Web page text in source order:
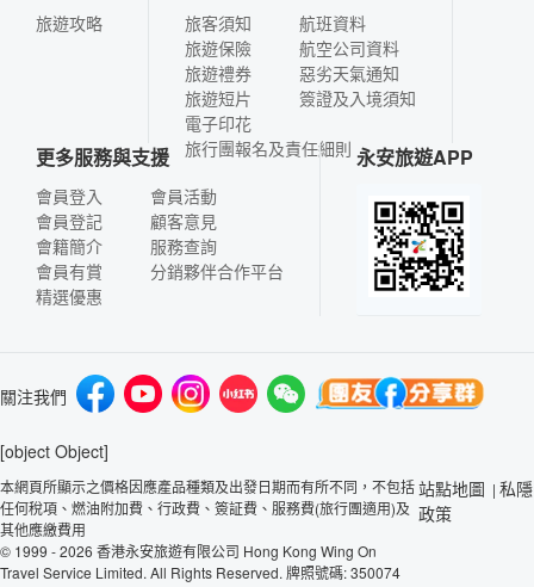
旅遊攻略
旅客須知
旅遊保險
旅遊禮券
旅遊短片
電子印花
航班資料
航空公司資料
惡劣天氣通知
簽證及入境須知
旅行團報名及責任細則
更多服務與支援
會員登入
會員登記
會籍簡介
會員有賞
精選優惠
會員活動
顧客意見
服務查詢
分銷夥伴合作平台
永安旅遊APP
關注我們
[object Object]
本網頁所顯示之價格因應產品種類及出發日期而有所不同，不包括
任何稅項、燃油附加費、行政費、簽証費、服務費(旅行團適用)及
其他應繳費用
© 1999 - 2026 香港永安旅遊有限公司 Hong Kong Wing On
Travel Service Limited. All Rights Reserved. 牌照號碼: 350074
站點地圖 | 私隱
政策